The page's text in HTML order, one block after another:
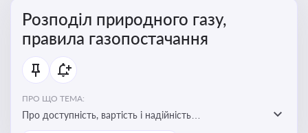
Розподіл природного газу,
правила газопостачання
ПРО ЩО ТЕМА:
Про доступність, вартість і надійність